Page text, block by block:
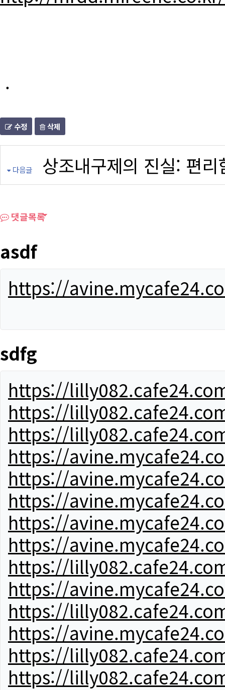
.
수정 삭제
다음글 상조내구제의 진실: 편
댓글목록
asdf
https://
sdfg
https://
https://
https://
https://
https://
https://
https://
https://
https://
https://
https://
https://
https://
https://